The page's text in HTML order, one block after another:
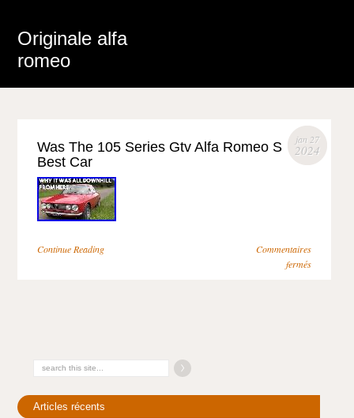
Originale alfa
romeo
jan 27
2024
Was The 105 Series Gtv Alfa Romeo S
Best Car
Continue Reading
Commentaires
fermés
Articles récents